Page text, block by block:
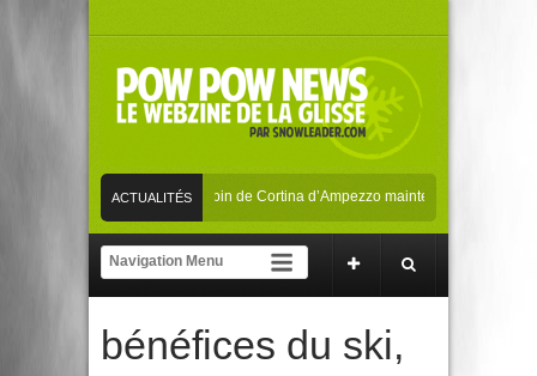
ACTUALITÉS
SKI/SNOW
Les Mondiaux de ski alpin de Cortina d’Ampezzo maintenus en février 2021
La playlist parfaite pour dévaler les pistes !
bénéfices du ski,